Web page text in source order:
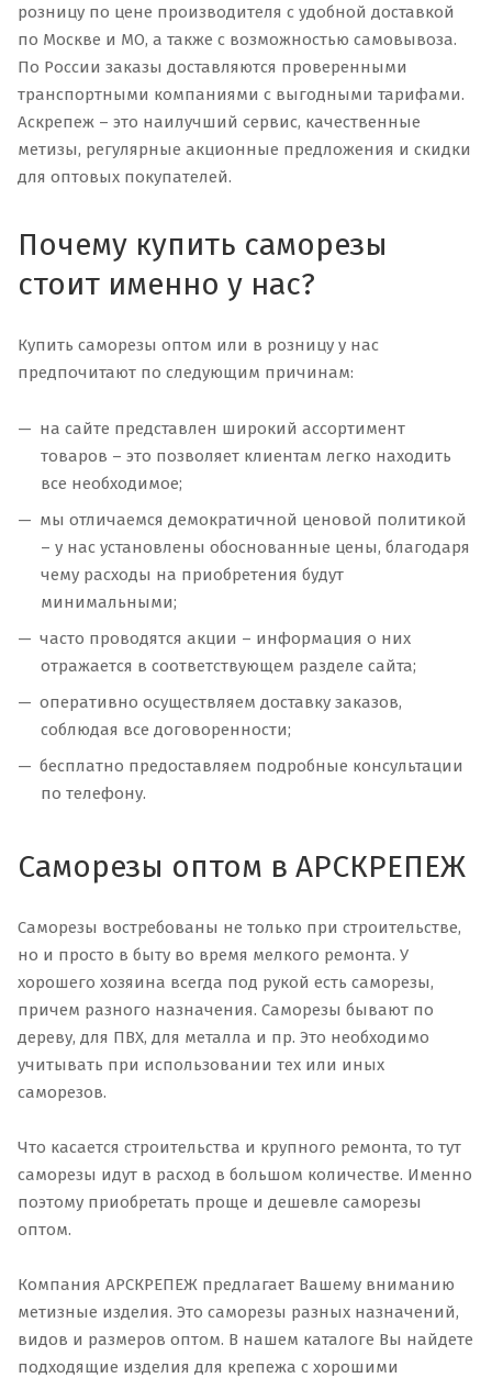
розницу по цене производителя с удобной доставкой
по Москве и МО, а также с возможностью самовывоза.
По России заказы доставляются проверенными
транспортными компаниями с выгодными тарифами.
Аскрепеж – это наилучший сервис, качественные
метизы, регулярные акционные предложения и скидки
для оптовых покупателей.
Почему купить саморезы
стоит именно у нас?
Купить саморезы оптом или в розницу у нас
предпочитают по следующим причинам:
на сайте представлен широкий ассортимент
товаров – это позволяет клиентам легко находить
все необходимое;
мы отличаемся демократичной ценовой политикой
– у нас установлены обоснованные цены, благодаря
чему расходы на приобретения будут
минимальными;
часто проводятся акции – информация о них
отражается в соответствующем разделе сайта;
оперативно осуществляем доставку заказов,
соблюдая все договоренности;
бесплатно предоставляем подробные консультации
по телефону.
Саморезы оптом в АРСКРЕПЕЖ
Саморезы востребованы не только при строительстве,
но и просто в быту во время мелкого ремонта. У
хорошего хозяина всегда под рукой есть саморезы,
причем разного назначения. Саморезы бывают по
дереву, для ПВХ, для металла и пр. Это необходимо
учитывать при использовании тех или иных
саморезов.
Что касается строительства и крупного ремонта, то тут
саморезы идут в расход в большом количестве. Именно
поэтому приобретать проще и дешевле саморезы
оптом.
Компания АРСКРЕПЕЖ предлагает Вашему вниманию
метизные изделия. Это саморезы разных назначений,
видов и размеров оптом. В нашем каталоге Вы найдете
подходящие изделия для крепежа с хорошими